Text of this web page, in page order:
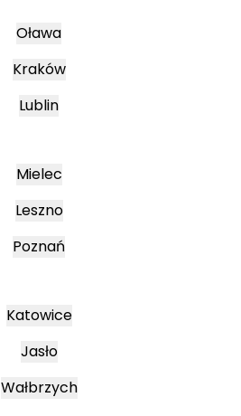
Oława
Kraków
Lublin
Mielec
Leszno
Poznań
Katowice
Jasło
Wałbrzych